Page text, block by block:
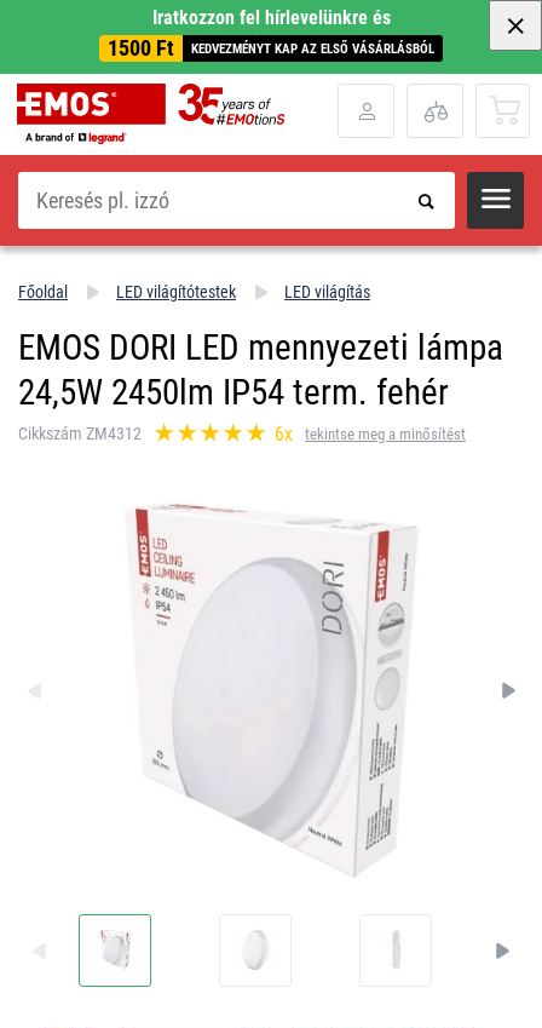
Iratkozzon fel hírlevelünkre és
1500 Ft KEDVEZMÉNYT KAP AZ ELSŐ VÁSÁRLÁSBÓL
Keresés
Főoldal LED világítótestek LED világítás
EMOS DORI LED mennyezeti lámpa
24,5W 2450lm IP54 term. fehér
Cikkszám ZM4312 6x tekintse meg a minősítést